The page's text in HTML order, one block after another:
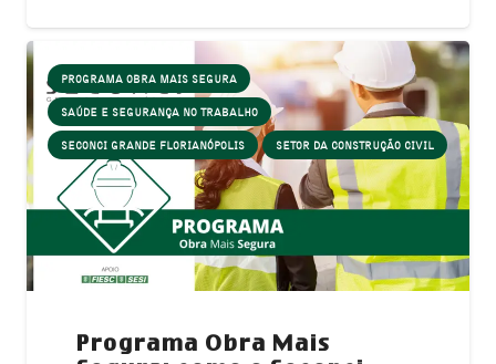
PROGRAMA OBRA MAIS SEGURA
SAÚDE E SEGURANÇA NO TRABALHO
SECONCI GRANDE FLORIANÓPOLIS SETOR DA CONSTRUÇÃO CIVIL
Programa Obra Mais